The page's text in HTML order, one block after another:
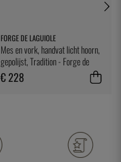
FORGE DE LAGUIOLE
Mes en vork, handvat licht hoorn,
gepolijst, Tradition - Forge de
Laguiole
€ 228